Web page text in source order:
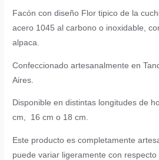
Facón con diseño Flor tipico de la
acero 1045 al carbono o inoxidable,
alpaca.
Confeccionado artesanalmente en
Aires.
Disponible en distintas longitudes de
cm, 16 cm o 18 cm.
Este producto es completamente
puede variar ligeramente con respecto